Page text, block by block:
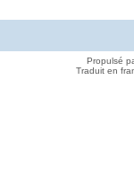
Propulsé
Traduit en